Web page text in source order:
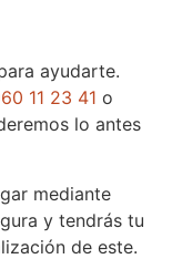
ayudarte.
11 23 41 o
lo antes
mediante
y tendrás tu
de este.